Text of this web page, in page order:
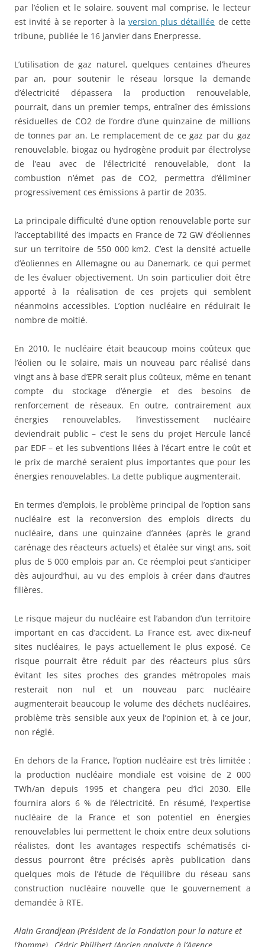
par l’éolien et le solaire, souvent mal comprise, le lecteur
est invité à se reporter à la version plus détaillée de cette
tribune, publiée le 16 janvier dans Enerpresse.
L’utilisation de gaz naturel, quelques centaines d’heures
par an, pour soutenir le réseau lorsque la demande
d’électricité dépassera la production renouvelable,
pourrait, dans un premier temps, entraîner des émissions
résiduelles de CO2 de l’ordre d’une quinzaine de millions
de tonnes par an. Le remplacement de ce gaz par du gaz
renouvelable, biogaz ou hydrogène produit par électrolyse
de l’eau avec de l’électricité renouvelable, dont la
combustion n’émet pas de CO2, permettra d’éliminer
progressivement ces émissions à partir de 2035.
La principale difficulté d’une option renouvelable porte sur
l’acceptabilité des impacts en France de 72 GW d’éoliennes
sur un territoire de 550 000 km2. C’est la densité actuelle
d’éoliennes en Allemagne ou au Danemark, ce qui permet
de les évaluer objectivement. Un soin particulier doit être
apporté à la réalisation de ces projets qui semblent
néanmoins accessibles. L’option nucléaire en réduirait le
nombre de moitié.
En 2010, le nucléaire était beaucoup moins coûteux que
l’éolien ou le solaire, mais un nouveau parc réalisé dans
vingt ans à base d’EPR serait plus coûteux, même en tenant
compte du stockage d’énergie et des besoins de
renforcement de réseaux. En outre, contrairement aux
énergies renouvelables, l’investissement nucléaire
deviendrait public – c’est le sens du projet Hercule lancé
par EDF – et les subventions liées à l’écart entre le coût et
le prix de marché seraient plus importantes que pour les
énergies renouvelables. La dette publique augmenterait.
En termes d’emplois, le problème principal de l’option sans
nucléaire est la reconversion des emplois directs du
nucléaire, dans une quinzaine d’années (après le grand
carénage des réacteurs actuels) et étalée sur vingt ans, soit
plus de 5 000 emplois par an. Ce réemploi peut s’anticiper
dès aujourd’hui, au vu des emplois à créer dans d’autres
filières.
Le risque majeur du nucléaire est l’abandon d’un territoire
important en cas d’accident. La France est, avec dix-neuf
sites nucléaires, le pays actuellement le plus exposé. Ce
risque pourrait être réduit par des réacteurs plus sûrs
évitant les sites proches des grandes métropoles mais
resterait non nul et un nouveau parc nucléaire
augmenterait beaucoup le volume des déchets nucléaires,
problème très sensible aux yeux de l’opinion et, à ce jour,
non réglé.
En dehors de la France, l’option nucléaire est très limitée :
la production nucléaire mondiale est voisine de 2 000
TWh/an depuis 1995 et changera peu d’ici 2030. Elle
fournira alors 6 % de l’électricité. En résumé, l’expertise
nucléaire de la France et son potentiel en énergies
renouvelables lui permettent le choix entre deux solutions
réalistes, dont les avantages respectifs schématisés ci-
dessus pourront être précisés après publication dans
quelques mois de l’étude de l’équilibre du réseau sans
construction nucléaire nouvelle que le gouvernement a
demandée à RTE.
Alain Grandjean (Président de la Fondation pour la nature et